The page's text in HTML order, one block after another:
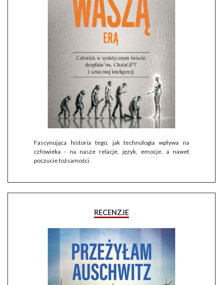
Fascynująca historia tego, jak technologia wpływa na
człowieka - na nasze relacje, język, emocje, a nawet
poczucie tożsamości.
RECENZJE